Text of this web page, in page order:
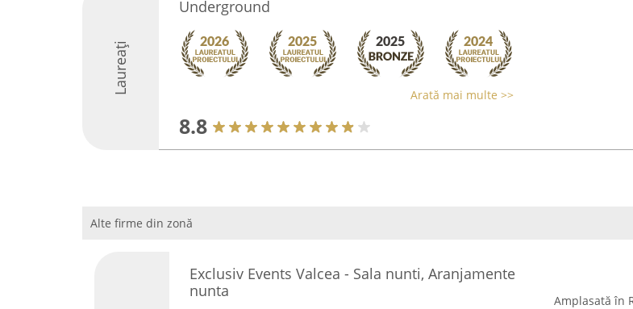
Laureați
Underground
Arată mai multe >>
8.8
Alte firme din zonă
Exclusiv Events Valcea - Sala nunti, Aranjamente
nunta
Amplasată în